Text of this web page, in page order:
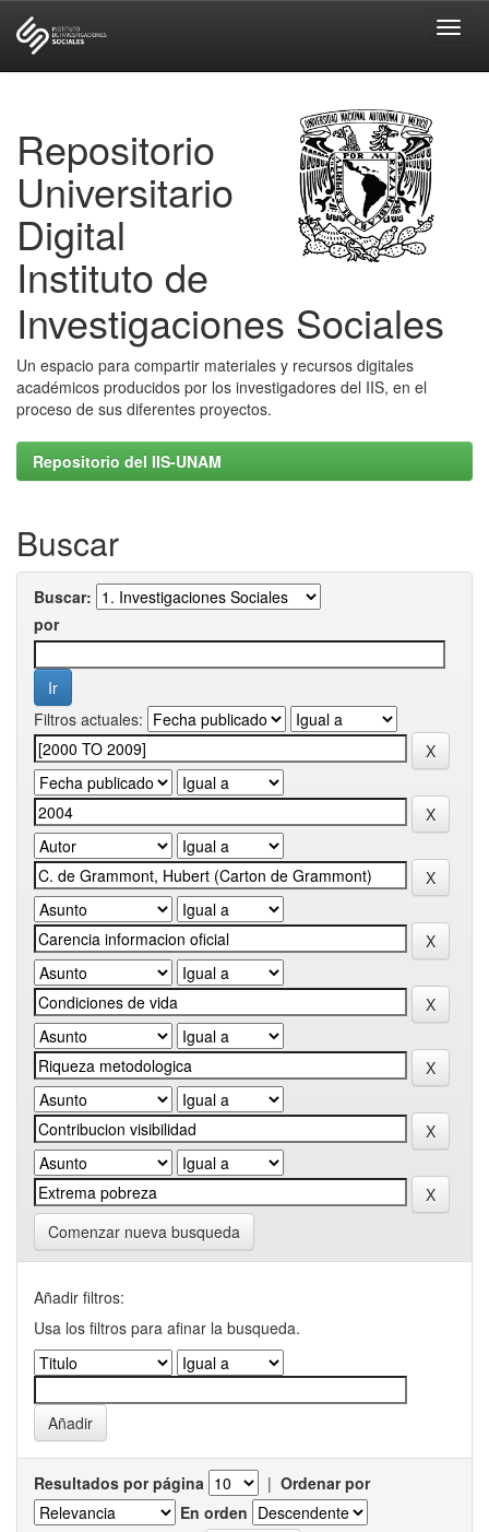
Repositorio
Universitario
Digital
Instituto de
Investigaciones Sociales
Un espacio para compartir materiales y recursos digitales
académicos producidos por los investigadores del IIS, en el
proceso de sus diferentes proyectos.
Repositorio del IIS-UNAM
Buscar
Buscar:
por
Filtros actuales:
Comenzar nueva busqueda
Añadir filtros:
Usa los filtros para afinar la busqueda.
Resultados por página | Ordenar por
En orden